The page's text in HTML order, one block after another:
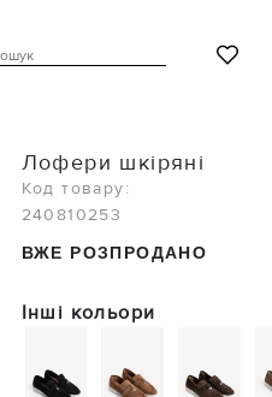
Останні модні
Лофери шкіряні
Код товару:
240810253
ВЖЕ РОЗПРОДАНО
Інші кольори